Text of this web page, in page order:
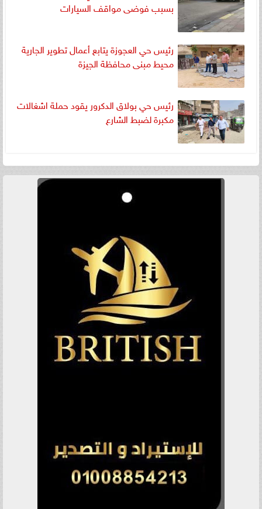
بسبب فوضى مواقف السيارات
رئيس حي العجوزة يتابع أعمال تطوير الجارية
محيط مبنى محافظة الجيزة
رئيس حي بولاق الدكرور يقود حملة اشغالات
مكبرة لضبط الشارع